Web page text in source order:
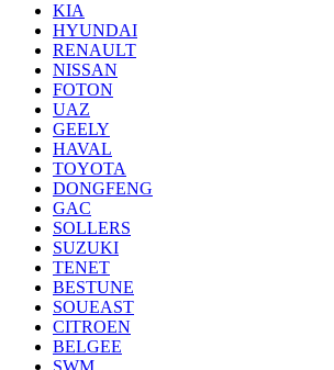
KIA
HYUNDAI
RENAULT
NISSAN
FOTON
UAZ
GEELY
HAVAL
TOYOTA
DONGFENG
GAC
SOLLERS
SUZUKI
TENET
BESTUNE
SOUEAST
CITROEN
BELGEE